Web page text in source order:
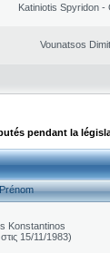
Katiniotis Spyridon -
Vounatsos
pendant la
Konstantinos
15/11/1983)